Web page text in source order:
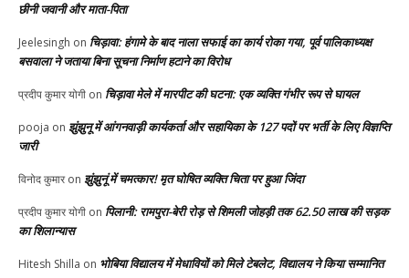
छीनी जवानी और माता-पिता
Jeelesingh on चिड़ावा: हंगामे के बाद नाला सफाई का कार्य रोका गया, पूर्व पालिकाध्यक्ष
बसवाला ने जताया बिना सूचना निर्माण हटाने का विरोध
प्रदीप कुमार योगी on चिड़ावा मेले में मारपीट की घटना: एक व्यक्ति गंभीर रूप से घायल
pooja on झुंझुनू में आंगनवाड़ी कार्यकर्ता और सहायिका के 127 पदों पर भर्ती के लिए विज्ञप्ति
जारी
विनोद कुमारon झुंझुनूं में चमत्कार! मृत घोषित व्यक्ति चिता पर हुआ जिंदा
प्रदीप कुमार योगी on पिलानी: रामपुरा-बेरी रोड़ से शिमली जोहड़ी तक 62.50 लाख की सड़क
का शिलान्यास
Hitesh Shilla on भोबिया विद्यालय में मेधावियों को मिले टेबलेट, विद्यालय ने किया सम्मानित